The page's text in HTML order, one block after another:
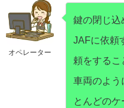
オペレーター
鍵の閉じ込
JAFに依頼
頼をするこ
車両のよう
とんどのケ